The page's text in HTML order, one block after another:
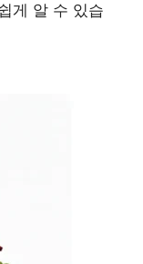
게 알 수 있습